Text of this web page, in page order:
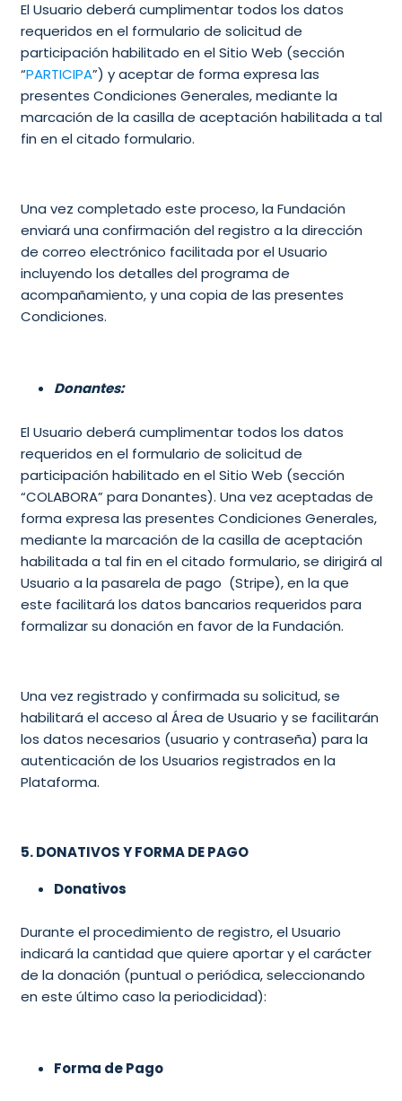
El Usuario deberá cumplimentar todos los datos
requeridos en el formulario de solicitud de
participación habilitado en el Sitio Web (sección
“PARTICIPA”) y aceptar de forma expresa las
presentes Condiciones Generales, mediante la
marcación de la casilla de aceptación habilitada a tal
fin en el citado formulario.
Una vez completado este proceso, la Fundación
enviará una confirmación del registro a la dirección
de correo electrónico facilitada por el Usuario
incluyendo los detalles del programa de
acompañamiento, y una copia de las presentes
Condiciones.
Donantes:
El Usuario deberá cumplimentar todos los datos
requeridos en el formulario de solicitud de
participación habilitado en el Sitio Web (sección
“COLABORA” para Donantes). Una vez aceptadas de
forma expresa las presentes Condiciones Generales,
mediante la marcación de la casilla de aceptación
habilitada a tal fin en el citado formulario, se dirigirá al
Usuario a la pasarela de pago (Stripe), en la que
este facilitará los datos bancarios requeridos para
formalizar su donación en favor de la Fundación.
Una vez registrado y confirmada su solicitud, se
habilitará el acceso al Área de Usuario y se facilitarán
los datos necesarios (usuario y contraseña) para la
autenticación de los Usuarios registrados en la
Plataforma.
5. DONATIVOS Y FORMA DE PAGO
Donativos
Durante el procedimiento de registro, el Usuario
indicará la cantidad que quiere aportar y el carácter
de la donación (puntual o periódica, seleccionando
en este último caso la periodicidad):
Forma de Pago